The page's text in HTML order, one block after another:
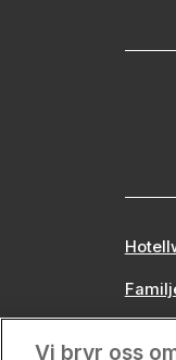
Vi bryr oss